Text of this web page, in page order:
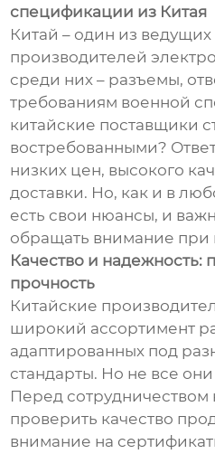
спецификации из Китая
Китай – один из
производителей
среди них – разъемы,
требованиям военной
китайские поставщики
востребованными?
низких цен, высокого
доставки. Но, как и в
есть свои нюансы, и
обращать внимание при
Качество и надежность:
прочность
Китайские
широкий ассортимент
адаптированных под
стандарты. Но не все
Перед
проверить качество
внимание на